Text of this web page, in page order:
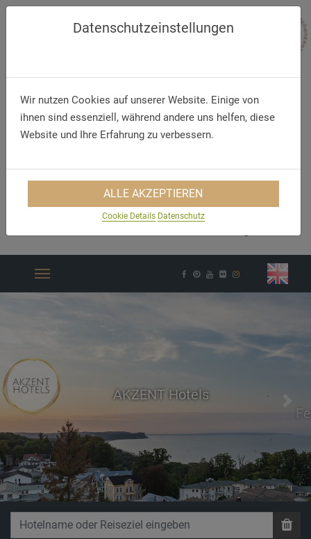
Telefon/WhatsApp
AKZENT Hotels
Previous Next
Datenschutzeinstellungen
Wir nutzen Cookies auf unserer Website. Einige von
ihnen sind essenziell, während andere uns helfen, diese
Website und Ihre Erfahrung zu verbessern.
ALLE AKZEPTIEREN
Cookie Details Datenschutz